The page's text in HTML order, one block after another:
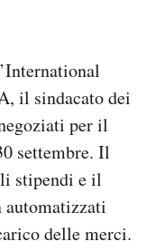
il sindacato dei
per il
settembre. Il
stipendi e il
delle merci.